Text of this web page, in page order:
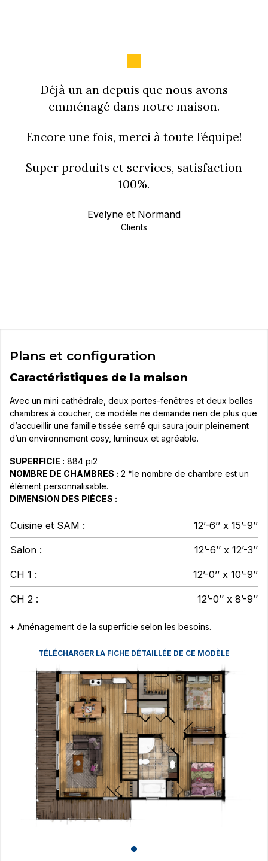
Déjà un an depuis que nous avons
emménagé dans notre maison.
Encore une fois, merci à toute l’équipe!
Super produits et services, satisfaction
100%.
Evelyne et Normand
Clients
Plans et configuration
Caractéristiques de la maison
Avec un mini cathédrale, deux portes-fenêtres et deux belles
chambres à coucher, ce modèle ne demande rien de plus que
d’accueillir une famille tissée serré qui saura jouir pleinement
d’un environnement cosy, lumineux et agréable.
SUPERFICIE : 884 pi2
NOMBRE DE CHAMBRES : 2 *le nombre de chambre est un
élément personnalisable.
DIMENSION DES PIÈCES :
Cuisine et SAM : 12’-6’’ x 15’-9’’
Salon : 12’-6’’ x 12’-3’’
CH 1 : 12’-0’’ x 10’-9’’
CH 2 : 12’-0’’ x 8’-9’’
+ Aménagement de la superficie selon les besoins.
TÉLÉCHARGER LA FICHE DÉTAILLÉE DE CE MODÈLE